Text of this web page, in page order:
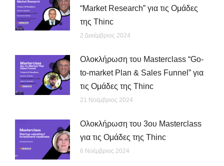
“Market Research” για τις Ομάδες
της Thinc
2 Δεκέμβριος 2024
Ολοκλήρωση του Masterclass “Go-
to-market Plan & Sales Funnel” για
τις Ομάδες της Thinc
21 Νοέμβριος 2024
Ολοκλήρωση του 3ου Masterclass
για τις Ομάδες της Thinc
6 Νοέμβριος 2024